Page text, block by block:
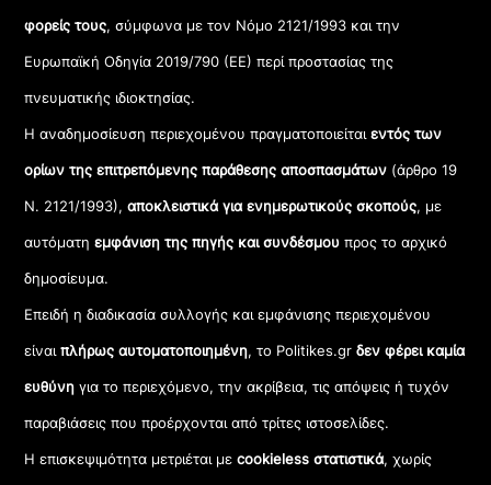
φορείς τους, σύμφωνα με τον Νόμο 2121/1993 και την
Ευρωπαϊκή Οδηγία 2019/790 (ΕΕ) περί προστασίας της
πνευματικής ιδιοκτησίας.
Η αναδημοσίευση περιεχομένου πραγματοποιείταιεντός των
ορίων της επιτρεπόμενης παράθεσης αποσπασμάτων (άρθρο 19
Ν. 2121/1993), αποκλειστικά για ενημερωτικούς σκοπούς, με
αυτόματηεμφάνιση της πηγής και συνδέσμου προς το αρχικό
δημοσίευμα.
Επειδή η διαδικασία συλλογής και εμφάνισης περιεχομένου
είναιπλήρως αυτοματοποιημένη, το Politikes.grδεν φέρει καμία
ευθύνη για το περιεχόμενο, την ακρίβεια, τις απόψεις ή τυχόν
παραβιάσεις που προέρχονται από τρίτες ιστοσελίδες.
Η επισκεψιμότητα μετριέται μεcookieless στατιστικά, χωρίς